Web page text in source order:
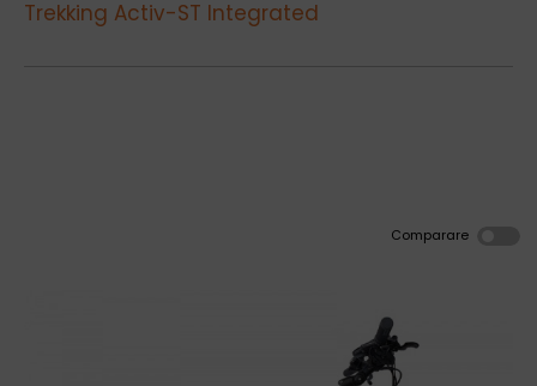
Trekking Activ-ST Integrated
Comparare